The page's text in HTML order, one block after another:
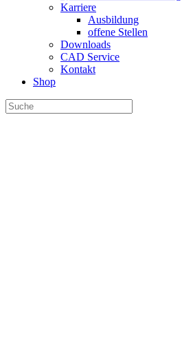
Karriere
Ausbildung
offene Stellen
Downloads
CAD Service
Kontakt
Shop